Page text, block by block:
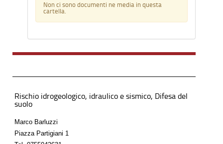
Non ci sono documenti ne media in questa
cartella.
Rischio idrogeologico, idraulico e sismico, Difesa del
suolo
Marco Barluzzi
Piazza Partigiani 1